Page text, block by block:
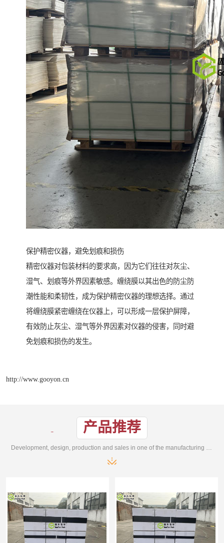
保护精密仪器，避免划痕和损伤
精密仪器对包装材料的要求高，因为它们往往对灰尘、
湿气、划痕等外界因素敏感。缠绕膜以其出色的防尘防
潮性能和柔韧性，成为保护精密仪器的理想选择。通过
将缠绕膜紧密缠绕在仪器上，可以形成一层保护屏障，
有效防止灰尘、湿气等外界因素对仪器的侵害，同时避
免划痕和损伤的发生。
http://www.gooyon.cn
产品推荐